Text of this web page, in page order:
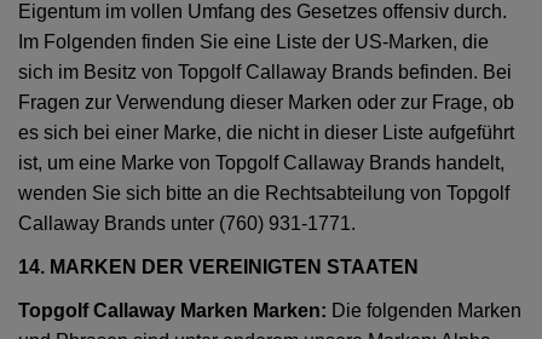
Eigentum im vollen Umfang des Gesetzes offensiv durch.
Im Folgenden finden Sie eine Liste der US-Marken, die
sich im Besitz von Topgolf Callaway Brands befinden. Bei
Fragen zur Verwendung dieser Marken oder zur Frage, ob
es sich bei einer Marke, die nicht in dieser Liste aufgeführt
ist, um eine Marke von Topgolf Callaway Brands handelt,
wenden Sie sich bitte an die Rechtsabteilung von Topgolf
Callaway Brands unter (760) 931-1771.
14. MARKEN DER VEREINIGTEN STAATEN
Topgolf Callaway Marken Marken: Die folgenden Marken